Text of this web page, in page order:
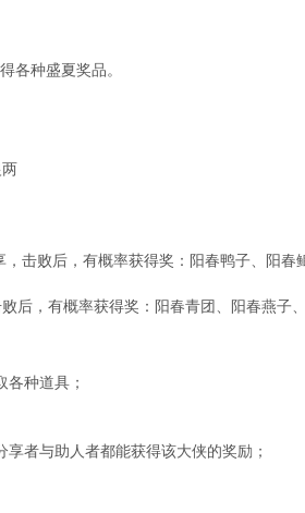
各种盛夏奖品。
败后，有概率获得奖：阳春鸭子、阳春
，有概率获得奖：阳春青团、阳春燕子、
种道具；
者与助人者都能获得该大侠的奖励；